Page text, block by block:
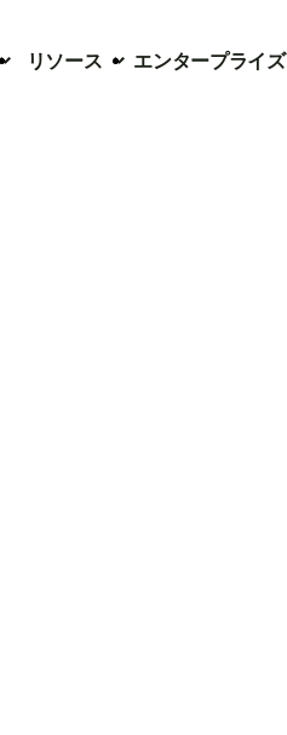
リソース エンタープライズ